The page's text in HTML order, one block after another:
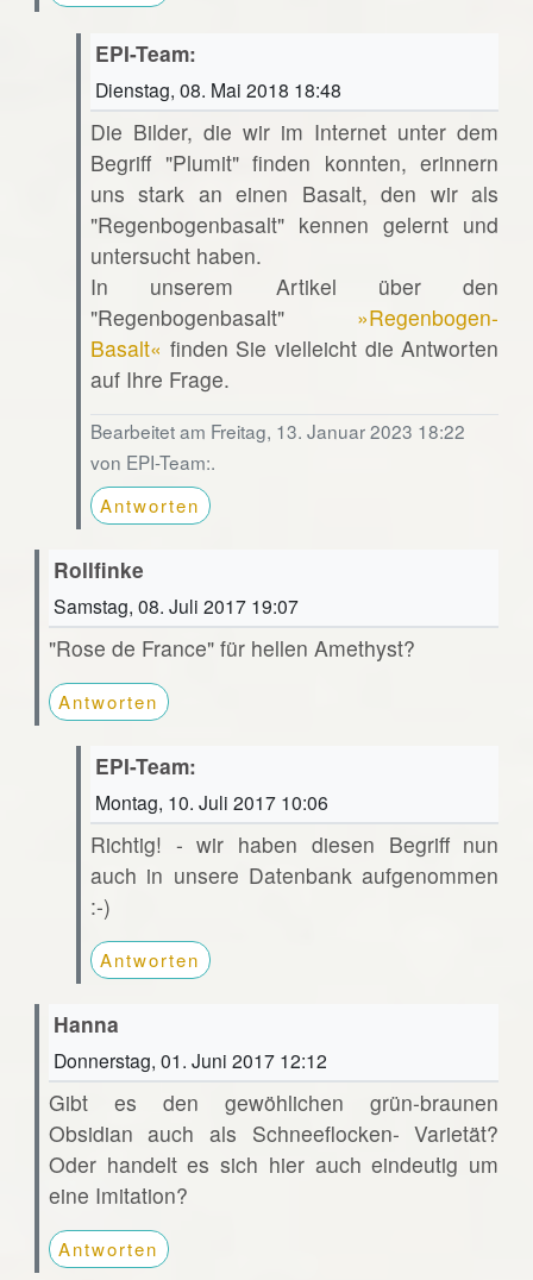
EPI-Team:
Dienstag, 08. Mai 2018 18:48
Die Bilder, die wir im Internet unter dem
Begriff "Plumit" finden konnten, erinnern
uns stark an einen Basalt, den wir als
"Regenbogenbasalt" kennen gelernt und
untersucht haben.
In unserem Artikel über den
"Regenbogenbasalt" »Regenbogen-
Basalt« finden Sie vielleicht die Antworten
auf Ihre Frage.
Bearbeitet am Freitag, 13. Januar 2023 18:22
von EPI-Team:.
Antworten
Rollfinke
Samstag, 08. Juli 2017 19:07
"Rose de France" für hellen Amethyst?
Antworten
EPI-Team:
Montag, 10. Juli 2017 10:06
Richtig! - wir haben diesen Begriff nun
auch in unsere Datenbank aufgenommen
:-)
Antworten
Hanna
Donnerstag, 01. Juni 2017 12:12
Gibt es den gewöhlichen grün-braunen
Obsidian auch als Schneeflocken- Varietät?
Oder handelt es sich hier auch eindeutig um
eine Imitation?
Antworten